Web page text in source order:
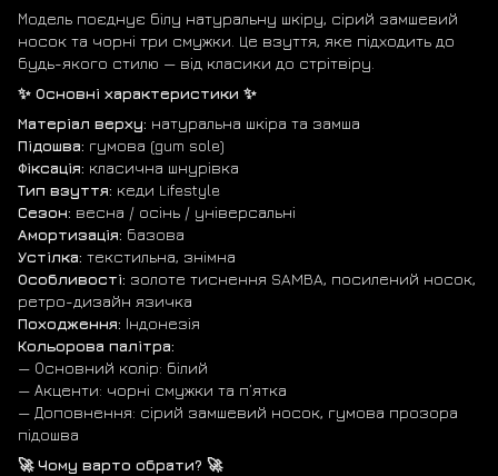
Модель поєднує білу натуральну шкіру, сірий замшевий
носок та чорні три смужки. Це взуття, яке підходить до
будь-якого стилю — від класики до стрітвіру.
✨ Основні характеристики ✨
Матеріал верху: натуральна шкіра та замша
Підошва: гумова (gum sole)
Фіксація: класична шнурівка
Тип взуття: кеди Lifestyle
Сезон: весна / осінь / універсальні
Амортизація: базова
Устілка: текстильна, знімна
Особливості: золоте тиснення SAMBA, посилений носок,
ретро-дизайн язичка
Походження: Індонезія
Кольорова палітра:
— Основний колір: білий
— Акценти: чорні смужки та п’ятка
— Доповнення: сірий замшевий носок, гумова прозора
підошва
🚀 Чому варто обрати? 🚀